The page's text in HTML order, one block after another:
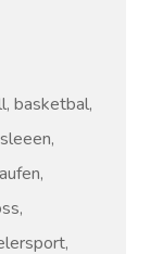
basketbal,